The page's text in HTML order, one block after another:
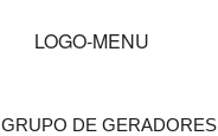
GRUPO DE GERADORES